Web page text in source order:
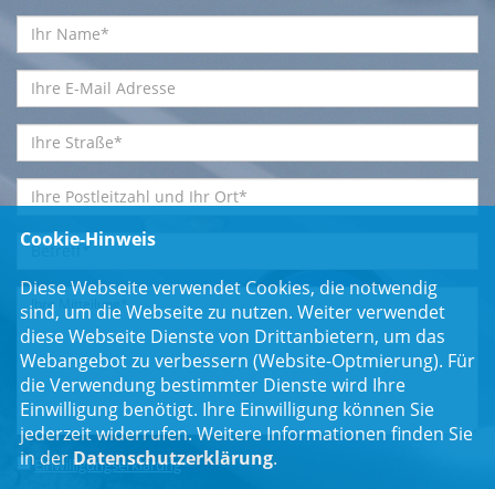
Einwilligungserklärung*
Cookie-Hinweis
Diese Webseite verwendet Cookies, die notwendig
sind, um die Webseite zu nutzen. Weiter verwendet
diese Webseite Dienste von Drittanbietern, um das
Webangebot zu verbessern (Website-Optmierung). Für
die Verwendung bestimmter Dienste wird Ihre
Einwilligung benötigt. Ihre Einwilligung können Sie
jederzeit widerrufen. Weitere Informationen finden Sie
in der Datenschutzerklärung.